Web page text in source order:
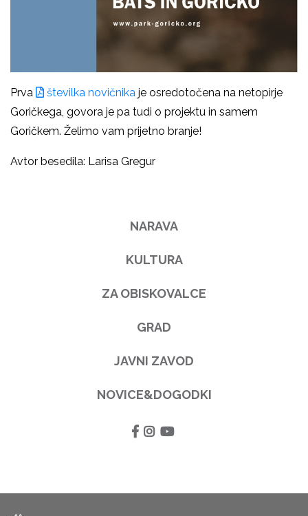
Prva številka novičnika je osredotočena na netopirje
Goričkega, govora je pa tudi o projektu in samem
Goričkem. Želimo vam prijetno branje!
Avtor besedila: Larisa Gregur
NARAVA
KULTURA
ZA OBISKOVALCE
GRAD
JAVNI ZAVOD
NOVICE&DOGODKI